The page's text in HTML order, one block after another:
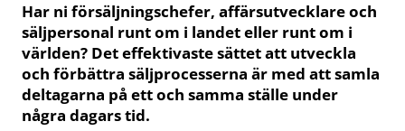
Har ni försäljningschefer, affärsutvecklare och
säljpersonal runt om i landet eller runt om i
världen? Det effektivaste sättet att utveckla
och förbättra säljprocesserna är med att samla
deltagarna på ett och samma ställe under
några dagars tid.